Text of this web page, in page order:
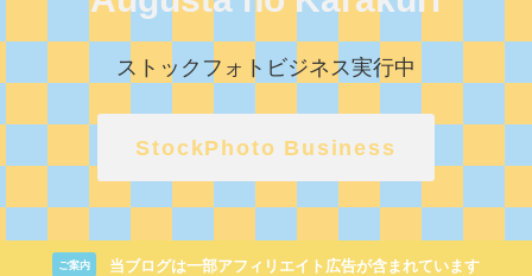
ストックフォトビジネス実行中
StockPhoto Business
ご案内 当ブログは一部アフィリエイト広告が含まれています